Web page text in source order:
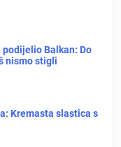
Balkan: Do
nismo stigli
Kremasta slastica s